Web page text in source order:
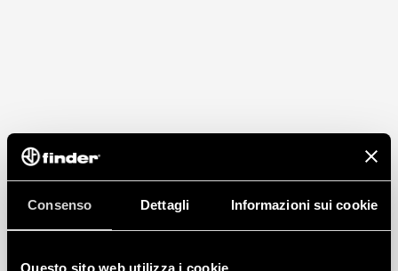
Consenso Dettagli Informazioni sui cookie
Questo sito web utilizza i cookie